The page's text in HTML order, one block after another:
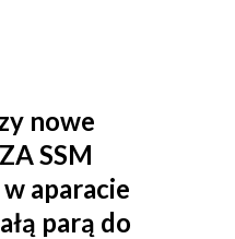
nowe
SSM
aparacie
parą do